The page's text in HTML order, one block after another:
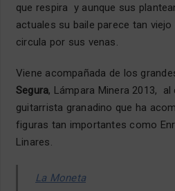
que respira y aunque sus
actuales su baile parece tan
circula por sus venas.
Viene acompañada de los
Segura, Lámpara Minera 2013, al
guitarrista granadino que ha
figuras tan importantes como
Linares.
La Moneta